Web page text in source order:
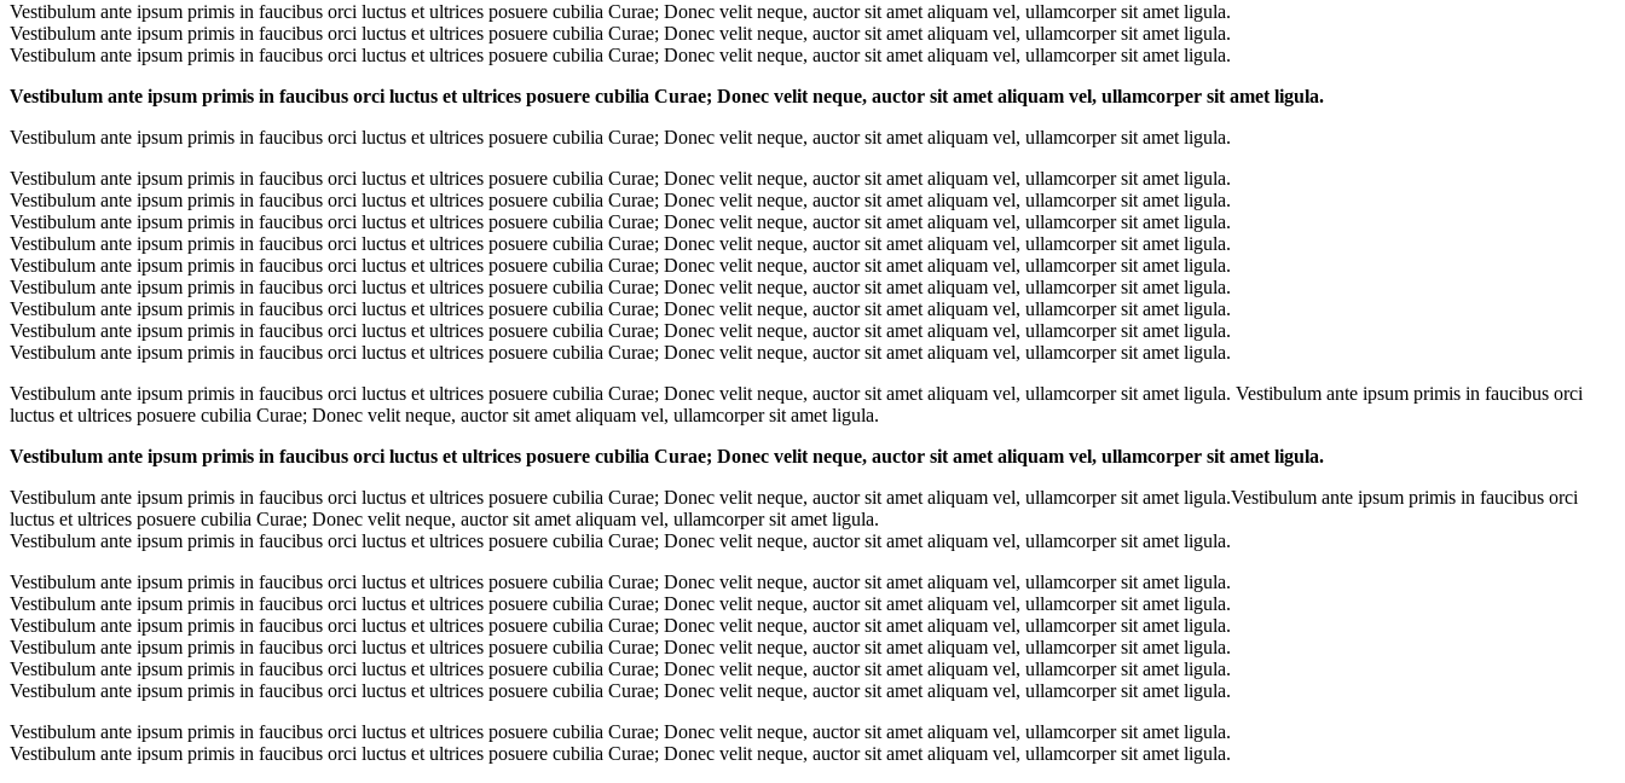
Vestibulum ante ipsum primis in faucibus orci luctus et ultrices posuere cubilia Curae; Donec velit neque, auctor sit amet aliquam vel, ullamcorper sit amet ligula.
Vestibulum ante ipsum primis in faucibus orci luctus et ultrices posuere cubilia Curae; Donec velit neque, auctor sit amet aliquam vel, ullamcorper sit amet ligula.
Vestibulum ante ipsum primis in faucibus orci luctus et ultrices posuere cubilia Curae; Donec velit neque, auctor sit amet aliquam vel, ullamcorper sit amet ligula.
Vestibulum ante ipsum primis in faucibus orci luctus et ultrices posuere cubilia Curae; Donec velit neque, auctor sit amet aliquam vel, ullamcorper sit amet ligula.
Vestibulum ante ipsum primis in faucibus orci luctus et ultrices posuere cubilia Curae; Donec velit neque, auctor sit amet aliquam vel, ullamcorper sit amet ligula.
Vestibulum ante ipsum primis in faucibus orci luctus et ultrices posuere cubilia Curae; Donec velit neque, auctor sit amet aliquam vel, ullamcorper sit amet ligula.
Vestibulum ante ipsum primis in faucibus orci luctus et ultrices posuere cubilia Curae; Donec velit neque, auctor sit amet aliquam vel, ullamcorper sit amet ligula.
Vestibulum ante ipsum primis in faucibus orci luctus et ultrices posuere cubilia Curae; Donec velit neque, auctor sit amet aliquam vel, ullamcorper sit amet ligula.
Vestibulum ante ipsum primis in faucibus orci luctus et ultrices posuere cubilia Curae; Donec velit neque, auctor sit amet aliquam vel, ullamcorper sit amet ligula.
Vestibulum ante ipsum primis in faucibus orci luctus et ultrices posuere cubilia Curae; Donec velit neque, auctor sit amet aliquam vel, ullamcorper sit amet ligula.
Vestibulum ante ipsum primis in faucibus orci luctus et ultrices posuere cubilia Curae; Donec velit neque, auctor sit amet aliquam vel, ullamcorper sit amet ligula.
Vestibulum ante ipsum primis in faucibus orci luctus et ultrices posuere cubilia Curae; Donec velit neque, auctor sit amet aliquam vel, ullamcorper sit amet ligula.
Vestibulum ante ipsum primis in faucibus orci luctus et ultrices posuere cubilia Curae; Donec velit neque, auctor sit amet aliquam vel, ullamcorper sit amet ligula.
Vestibulum ante ipsum primis in faucibus orci luctus et ultrices posuere cubilia Curae; Donec velit neque, auctor sit amet aliquam vel, ullamcorper sit amet ligula.
Vestibulum ante ipsum primis in faucibus orci luctus et ultrices posuere cubilia Curae; Donec velit neque, auctor sit amet aliquam vel, ullamcorper sit amet ligula. Vestibulum ante ipsum primis in faucibus orci
luctus et ultrices posuere cubilia Curae; Donec velit neque, auctor sit amet aliquam vel, ullamcorper sit amet ligula.
Vestibulum ante ipsum primis in faucibus orci luctus et ultrices posuere cubilia Curae; Donec velit neque, auctor sit amet aliquam vel, ullamcorper sit amet ligula.
Vestibulum ante ipsum primis in faucibus orci luctus et ultrices posuere cubilia Curae; Donec velit neque, auctor sit amet aliquam vel, ullamcorper sit amet ligula.Vestibulum ante ipsum primis in faucibus orci
luctus et ultrices posuere cubilia Curae; Donec velit neque, auctor sit amet aliquam vel, ullamcorper sit amet ligula.
Vestibulum ante ipsum primis in faucibus orci luctus et ultrices posuere cubilia Curae; Donec velit neque, auctor sit amet aliquam vel, ullamcorper sit amet ligula.
Vestibulum ante ipsum primis in faucibus orci luctus et ultrices posuere cubilia Curae; Donec velit neque, auctor sit amet aliquam vel, ullamcorper sit amet ligula.
Vestibulum ante ipsum primis in faucibus orci luctus et ultrices posuere cubilia Curae; Donec velit neque, auctor sit amet aliquam vel, ullamcorper sit amet ligula.
Vestibulum ante ipsum primis in faucibus orci luctus et ultrices posuere cubilia Curae; Donec velit neque, auctor sit amet aliquam vel, ullamcorper sit amet ligula.
Vestibulum ante ipsum primis in faucibus orci luctus et ultrices posuere cubilia Curae; Donec velit neque, auctor sit amet aliquam vel, ullamcorper sit amet ligula.
Vestibulum ante ipsum primis in faucibus orci luctus et ultrices posuere cubilia Curae; Donec velit neque, auctor sit amet aliquam vel, ullamcorper sit amet ligula.
Vestibulum ante ipsum primis in faucibus orci luctus et ultrices posuere cubilia Curae; Donec velit neque, auctor sit amet aliquam vel, ullamcorper sit amet ligula.
Vestibulum ante ipsum primis in faucibus orci luctus et ultrices posuere cubilia Curae; Donec velit neque, auctor sit amet aliquam vel, ullamcorper sit amet ligula.
Vestibulum ante ipsum primis in faucibus orci luctus et ultrices posuere cubilia Curae; Donec velit neque, auctor sit amet aliquam vel, ullamcorper sit amet ligula.